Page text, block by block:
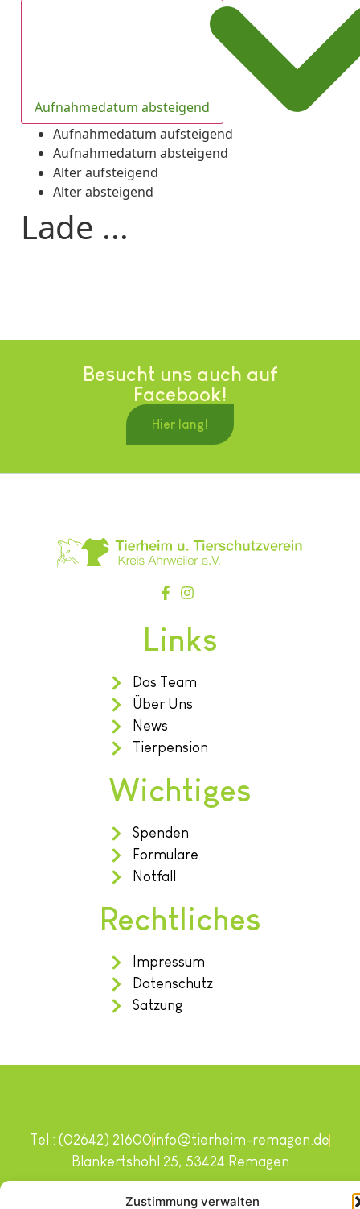
Zustimmung verwalten
Aufnahmedatum absteigend
Aufnahmedatum aufsteigend
Aufnahmedatum absteigend
Alter aufsteigend
Alter absteigend
Lade ...
Besucht uns auch auf
Facebook!
Hier lang!
Links
Das Team
Über Uns
News
Tierpension
Wichtiges
Spenden
Formulare
Notfall
Rechtliches
Impressum
Datenschutz
Satzung
Copyright © 2024. Alle Rechte vorbehalten.
Tel.: (02642) 21600info@tierheim-remagen.de
Blankertshohl 25, 53424 Remagen